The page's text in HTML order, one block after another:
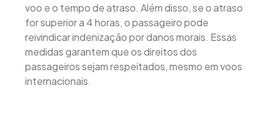
voo e o tempo de atraso. Além disso, se o atraso
for superior a 4 horas, o passageiro pode
reivindicar indenização por danos morais. Essas
medidas garantem que os direitos dos
passageiros sejam respeitados, mesmo em voos
internacionais.